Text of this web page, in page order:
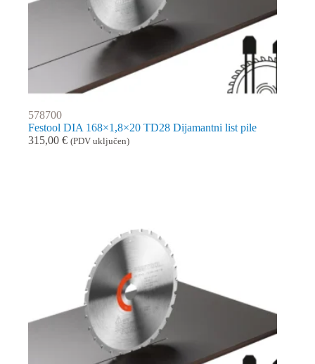
578700
Festool DIA 168×1,8×20 TD28 Dijamantni list pile
315,00 € (PDV uključen)